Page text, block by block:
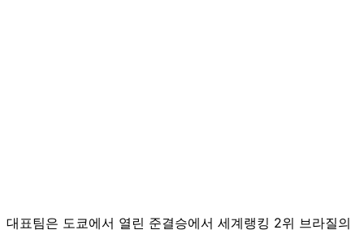
대표팀은 도쿄에서 열린 준결승에서 세계랭킹 2위 브라질의